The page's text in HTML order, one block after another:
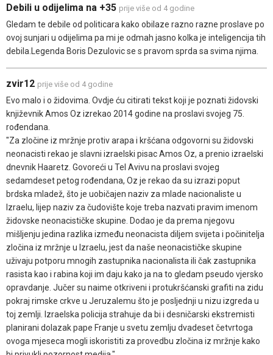
Debili u odijelima na +35 prije više od 4 godine
Gledam te debile od politicara kako obilaze razno razne proslave po
ovoj sunjari u odijelima pa mi je odmah jasno kolka je inteligencija tih
debila.Legenda Boris Dezulovic se s pravom sprda sa svima njima.
zvir12 prije više od 4 godine
Evo malo i o židovima. Ovdje ću citirati tekst koji je poznati židovski
književnik Amos Oz izrekao 2014 godine na proslavi svojeg 75.
rođendana.
"Za zločine iz mržnje protiv arapa i kršćana odgovorni su židovski
neonacisti rekao je slavni izraelski pisac Amos Oz, a prenio izraelski
dnevnik Haaretz. Govoreći u Tel Avivu na proslavi svojeg
sedamdeset petog rođendana, Oz je rekao da su izrazi poput
brdska mladež, što je uobičajen naziv za mlade nacionaliste u
Izraelu, lijep naziv za čudovište koje treba nazvati pravim imenom
židovske neonacističke skupine. Dodao je da prema njegovu
mišljenju jedina razlika između neonacista diljem svijeta i počinitelja
zločina iz mržnje u Izraelu, jest da naše neonacističke skupine
uživaju potporu mnogih zastupnika nacionalista ili čak zastupnika
rasista kao i rabina koji im daju kako ja na to gledam pseudo vjersko
opravdanje. Jučer su naime otkriveni i protukršćanski grafiti na zidu
pokraj rimske crkve u Jeruzalemu što je posljednji u nizu izgreda u
toj zemlji. Izraelska policija strahuje da bi i desničarski ekstremisti
planirani dolazak pape Franje u svetu zemlju dvadeset četvrtoga
ovoga mjeseca mogli iskoristiti za provedbu zločina iz mržnje kako